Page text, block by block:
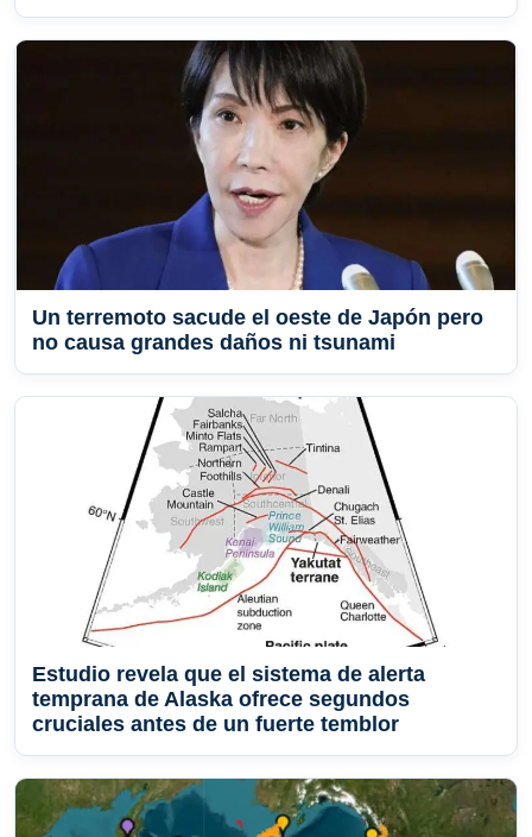
Un terremoto sacude el oeste de Japón pero
no causa grandes daños ni tsunami
Estudio revela que el sistema de alerta
temprana de Alaska ofrece segundos
cruciales antes de un fuerte temblor